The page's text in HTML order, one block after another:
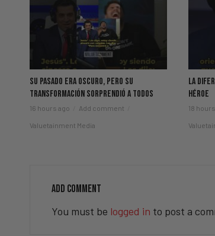
Su Pasado Era Oscuro, Pero Su
Transformación Sorprendió A Todos
16 hours ago Add comment
Valuetainment Media
La
Héroe
18
ADD COMMENT
You must be logged in to post a